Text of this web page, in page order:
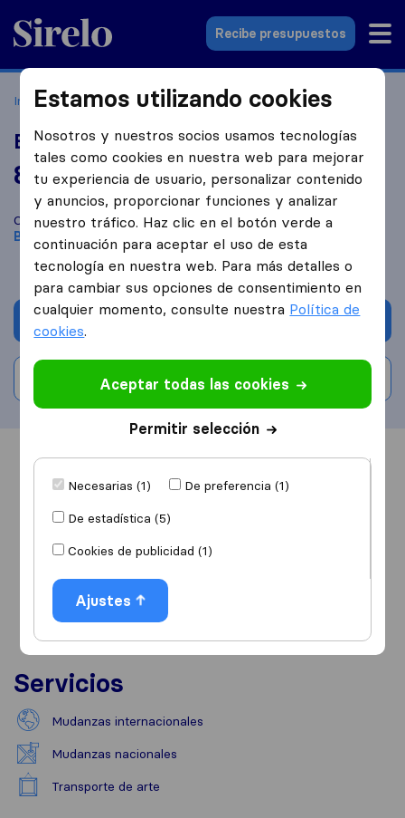
Sirelo.es
Recibe presupuestos
Inicio Empresas de mudanzas Bilbao Bilbocarga
Bilbocarga
8,4 basado en
reseñas de Sirelo y Google
Compara Bilbocarga con otras empresas de mudanzas
Bilbao
Solicita Presupuestos
Escribe una valoración
Servicios
Mudanzas internacionales
Mudanzas nacionales
Transporte de arte
Estamos utilizando cookies
Nosotros y nuestros socios usamos tecnologías
tales como cookies en nuestra web para mejorar
tu experiencia de usuario, personalizar contenido
y anuncios, proporcionar funciones y analizar
nuestro tráfico. Haz clic en el botón verde a
continuación para aceptar el uso de esta
tecnología en nuestra web. Para más detalles o
para cambiar sus opciones de consentimiento en
cualquier momento, consulte nuestra Política de
cookies.
Aceptar todas las cookies
Permitir selección
Necesarias (1)
De preferencia (1)
De estadística (5)
Cookies de publicidad (1)
Ajustes